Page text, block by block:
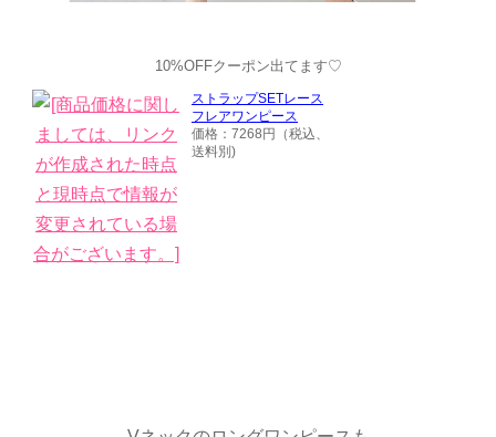
10%OFFクーポン出てます♡
ストラップSETレース
フレアワンピース
価格：7268円（税込、
送料別)